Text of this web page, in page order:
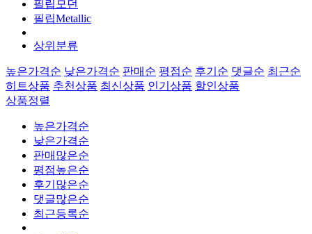
필립모던
필립Metallic
상위분류
높은가격순 낮은가격순 판매순 평점순 후기순 댓글순 최근순
히트상품 추천상품 최신상품 인기상품 할인상품
상품정렬
높은가격순
낮은가격순
판매많은순
평점높은순
후기많은순
댓글많은순
최근등록순